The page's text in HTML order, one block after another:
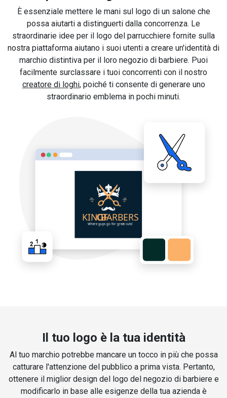
È essenziale mettere le mani sul logo di un salone che
possa aiutarti a distinguerti dalla concorrenza. Le
straordinarie idee per il logo del parrucchiere fornite sulla
nostra piattaforma aiutano i suoi utenti a creare un'identità di
marchio distintiva per il loro negozio di barbiere. Puoi
facilmente surclassare i tuoi concorrenti con il nostro
creatore di loghi, poiché ti consente di generare uno
straordinario emblema in pochi minuti.
Il tuo logo è la tua identità
Al tuo marchio potrebbe mancare un tocco in più che possa
catturare l'attenzione del pubblico a prima vista. Pertanto,
ottenere il miglior design del logo del negozio di barbiere e
modificarlo in base alle esigenze della tua azienda è